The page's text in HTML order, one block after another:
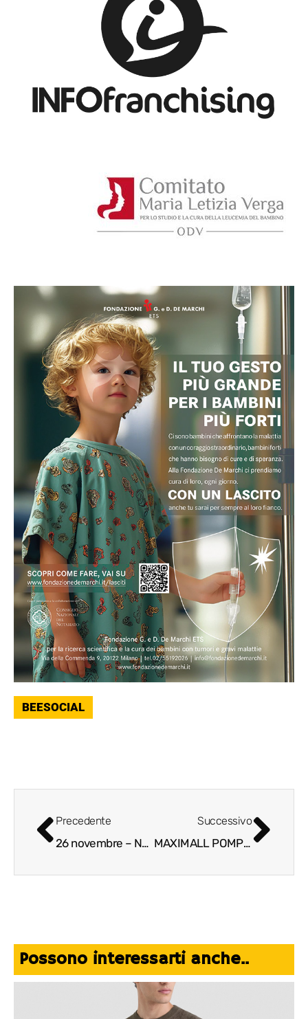
BEESOCIAL
Precedente
26 novembre – New Digital Art Day
Successivo
MAXIMALL POMPEII |Pronti, partenza e via tra gli Scavi di Pompei e il Vesuvio
Possono interessarti anche..